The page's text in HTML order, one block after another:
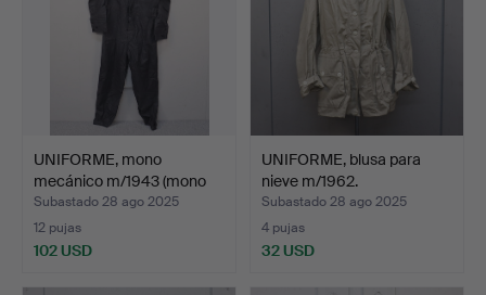
UNIFORME, mono
mecánico m/1943 (mono
de ta…
Subastado 28 ago 2025
12 pujas
102 USD
UNIFORME, blusa para
nieve m/1962.
Subastado 28 ago 2025
4 pujas
32 USD